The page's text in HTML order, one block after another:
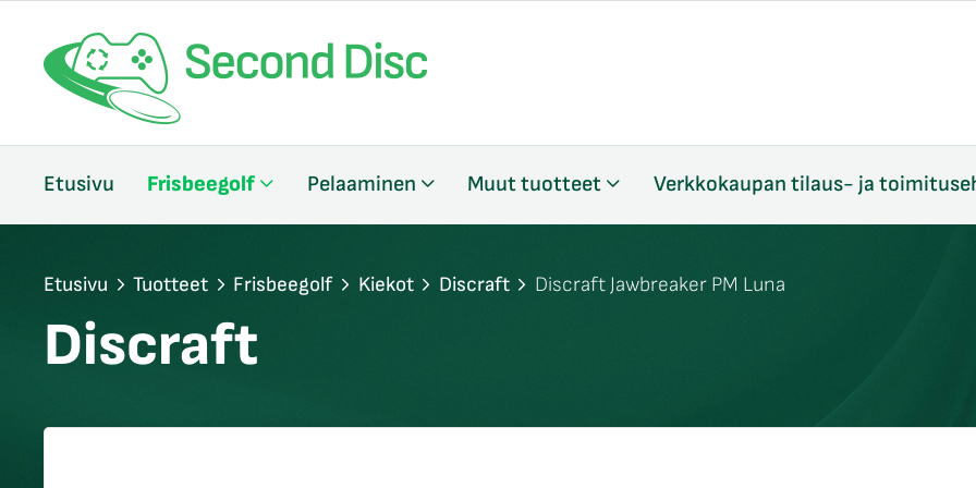
Etusivu Frisbeegolf Pelaaminen Muut tuotteet Verkkokaupan tilaus- ja
Etusivu Tuotteet Frisbeegolf Kiekot Discraft Discraft Jawbreaker PM Luna
Discraft
sulje
sulje
sulje